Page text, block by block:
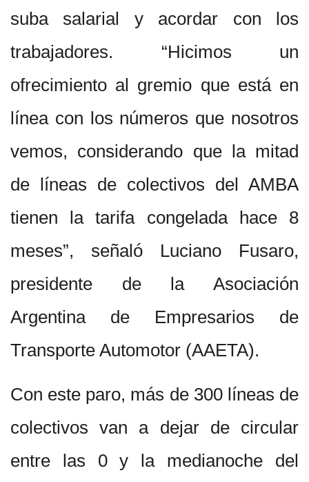
suba salarial y acordar con los
trabajadores. “Hicimos un
ofrecimiento al gremio que está en
línea con los números que nosotros
vemos, considerando que la mitad
de líneas de colectivos del AMBA
tienen la tarifa congelada hace 8
meses”, señaló Luciano Fusaro,
presidente de la Asociación
Argentina de Empresarios de
Transporte Automotor (AAETA).
Con este paro, más de 300 líneas de
colectivos van a dejar de circular
entre las 0 y la medianoche del